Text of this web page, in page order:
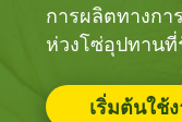
การผลิตทางกา
ห่วงโซ่อุปทาน
เริ่มต้นใช้